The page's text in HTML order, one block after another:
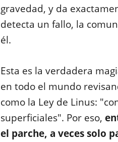
gravedad, y da
detecta un fallo, la
él.
Esta es la verdadera
en todo el mundo
como la Ley de Linus:
superficiales". Por eso,
el parche, a veces solo